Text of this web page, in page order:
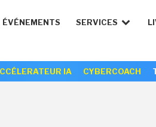
ÉVÉNEMENTS SERVICES
IA CYBERCOACH